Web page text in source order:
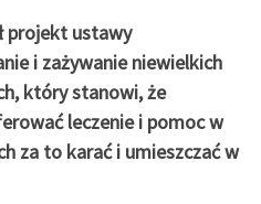
projekt ustawy
i zażywanie niewielkich
który stanowi, że
leczenie i pomoc w
za to karać i umieszczać w